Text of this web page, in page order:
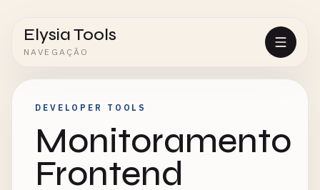
Elysia Tools
NAVEGAÇÃO
DEVELOPER TOOLS
Monitoramento
Frontend